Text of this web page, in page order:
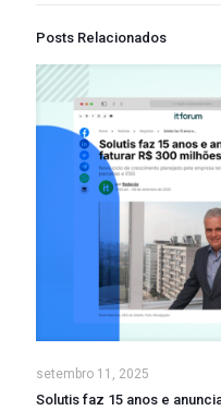
Posts Relacionados
setembro 11, 2025
Solutis faz 15 anos e